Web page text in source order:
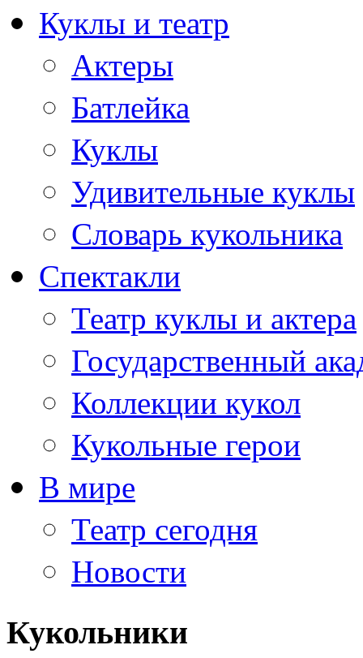
Куклы и театр
Актеры
Батлейка
Куклы
Удивительные куклы
Словарь кукольника
Спектакли
Театр куклы и актера
Государственный
Коллекции кукол
Кукольные герои
В мире
Театр сегодня
Новости
Кукольники